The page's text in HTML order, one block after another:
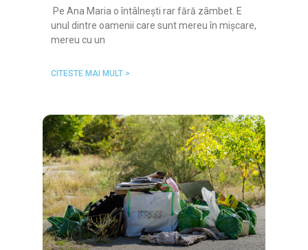
Pe Ana Maria o întâlnești rar fără zâmbet. E
unul dintre oamenii care sunt mereu în mișcare,
mereu cu un
CITESTE MAI MULT >